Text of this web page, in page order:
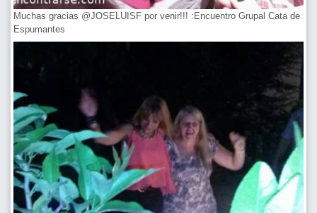
Muchas gracias @JOSELUISF por venir!!! :Encuentro Grupal Cata de
Espumantes